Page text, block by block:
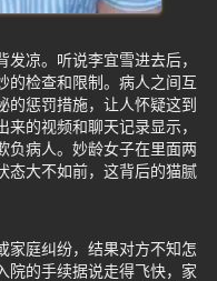
凉。听说李宜雪进去后，
的检查和限制。病人之间互
的惩罚措施，让人怀疑这到
的视频和聊天记录显示，
负病人。妙龄女子在里面两
态大不如前，这背后的猫腻
家庭纠纷，结果对方不知怎
院的手续据说走得飞快，家